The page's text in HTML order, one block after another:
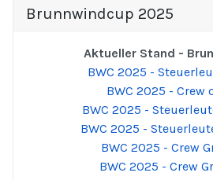
Brunnwindcup 2025
Aktueller Stand -
BWC 2025 -
BWC 2025 - Crew
BWC 2025 -
BWC 2025 -
BWC 2025 - Crew
BWC 2025 - Crew